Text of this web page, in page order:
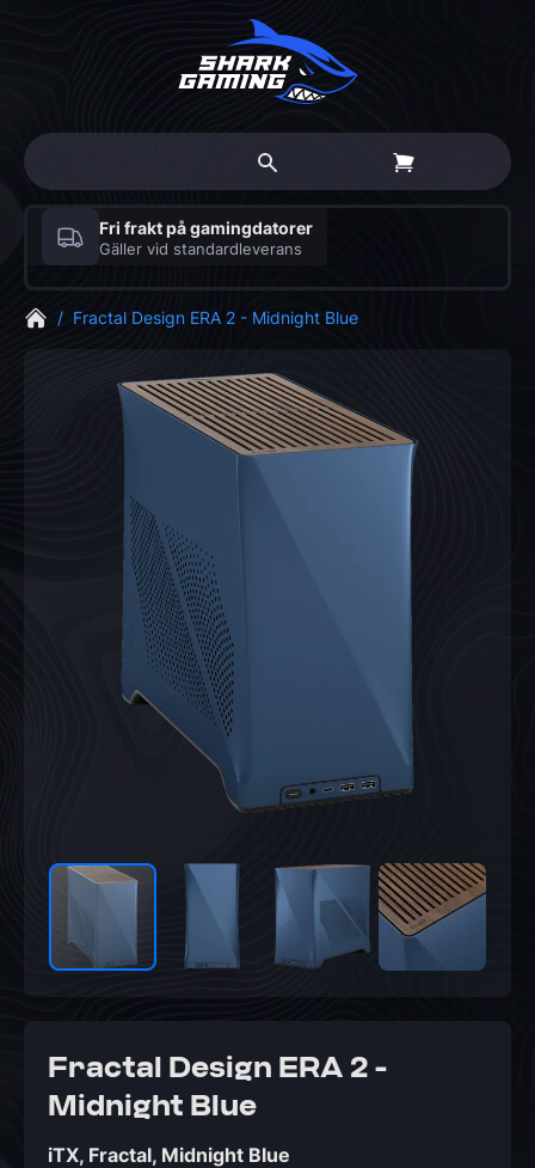
Fri frakt på gamingdatorer
Gäller vid standardleverans
/ Fractal Design ERA 2 - Midnight Blue
Fractal Design ERA 2 -
Midnight Blue
iTX, Fractal, Midnight Blue